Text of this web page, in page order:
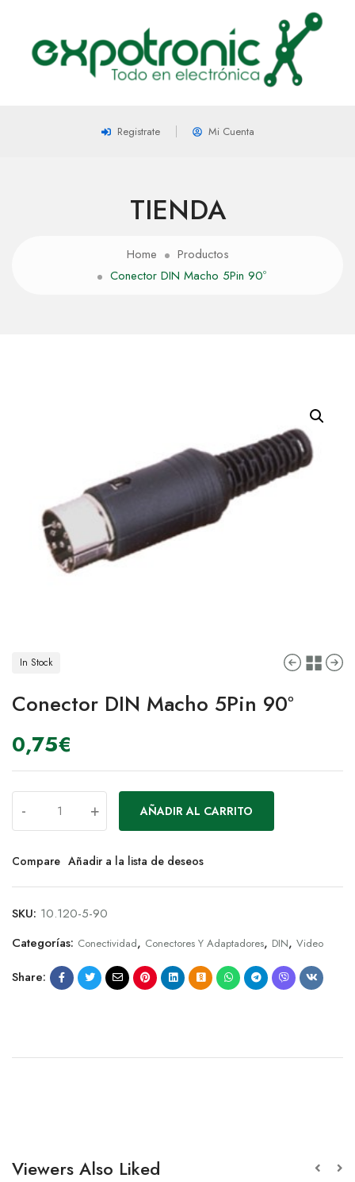
Registrate Mi Cuenta
TIENDA
Home
Productos
Conector DIN Macho 5Pin 90º
In Stock
Conector DIN Macho 5Pin 90º
0,75€
- + AÑADIR AL CARRITO
Compare Añadir a la lista de deseos
SKU: 10.120-5-90
Categorías: Conectividad, Conectores Y Adaptadores, DIN, Video
Share:
Viewers Also Liked